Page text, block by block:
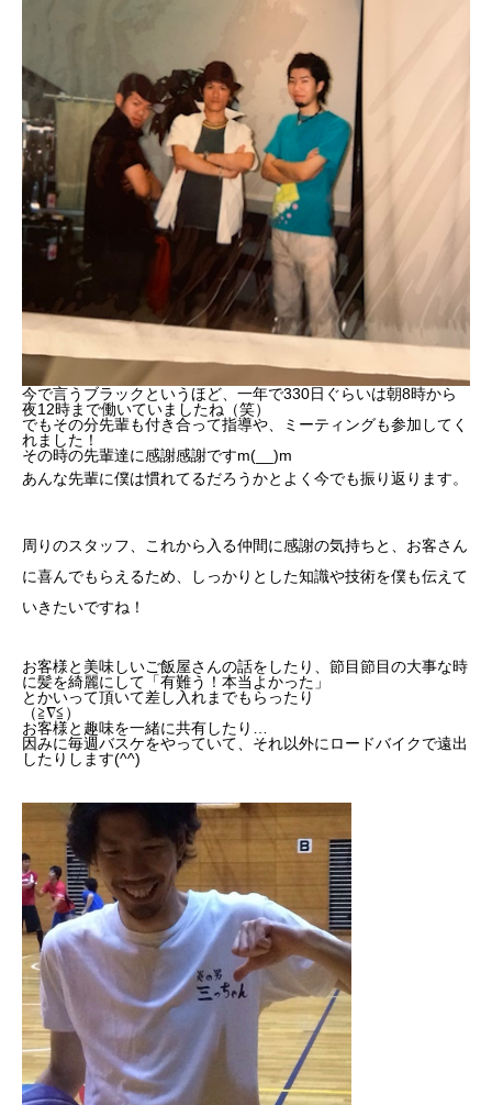
今で言うブラックというほど、一年で330日ぐらいは朝8時から
夜12時まで働いていましたね（笑）
でもその分先輩も付き合って指導や、ミーティングも参加してく
れました！
その時の先輩達に感謝感謝ですm(__)m
あんな先輩に僕は慣れてるだろうかとよく今でも振り返ります。
周りのスタッフ、これから入る仲間に感謝の気持ちと、お客さん
に喜んでもらえるため、しっかりとした知識や技術を僕も伝えて
いきたいですね！
お客様と美味しいご飯屋さんの話をしたり、節目節目の大事な時
に髪を綺麗にして「有難う！本当よかった」
とかいって頂いて差し入れまでもらったり
（≧∇≦）
お客様と趣味を一緒に共有したり…
因みに毎週バスケをやっていて、それ以外にロードバイクで遠出
したりします(^^)